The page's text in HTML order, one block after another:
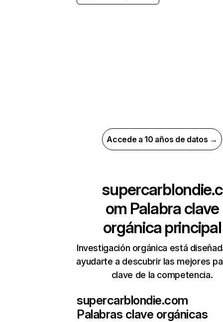
Accede a 10 años de datos →
supercarblondie.c
om Palabra clave
orgánica principal
Investigación orgánica está
ayudarte a descubrir las mejores
clave de la competencia.
supercarblondie.com
Palabras clave orgánicas